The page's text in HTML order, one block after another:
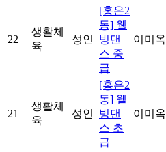
22
생활체
육
성인
[홍은2
동] 웰
빙댄
스 중
급
이미옥
21
생활체
육
성인
[홍은2
동] 웰
빙댄
스 초
급
이미옥